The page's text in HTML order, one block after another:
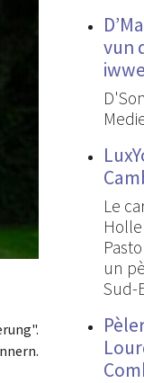
vun
Le
un
Sud-